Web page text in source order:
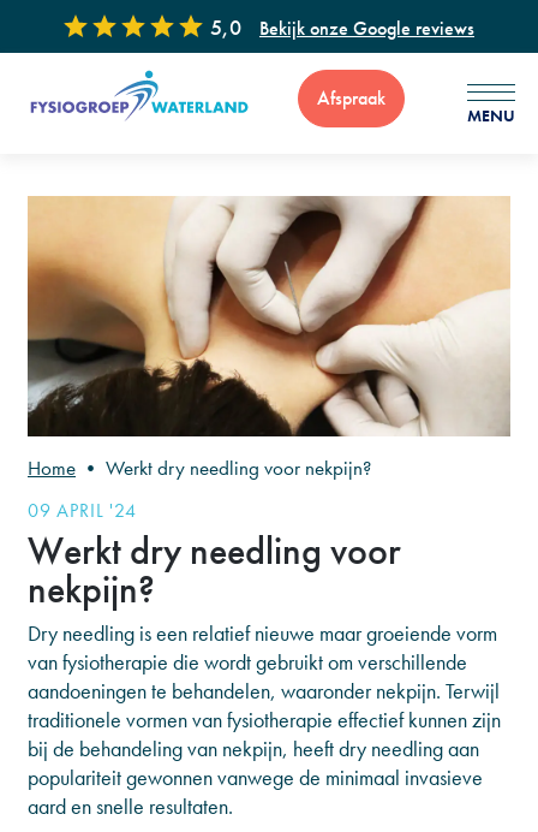
5,0 Bekijk onze Google reviews
Afspraak
MENU
Voor vragen of advies zijn wij 7 dagen per week bereikbaar via
: 0299 - 65 34 99
Home • Werkt dry needling voor nekpijn?
09 APRIL '24
Werkt dry needling voor
nekpijn?
Dry needling is een relatief nieuwe maar groeiende vorm
van fysiotherapie die wordt gebruikt om verschillende
aandoeningen te behandelen, waaronder nekpijn. Terwijl
traditionele vormen van fysiotherapie effectief kunnen zijn
bij de behandeling van nekpijn, heeft dry needling aan
populariteit gewonnen vanwege de minimaal invasieve
aard en snelle resultaten.